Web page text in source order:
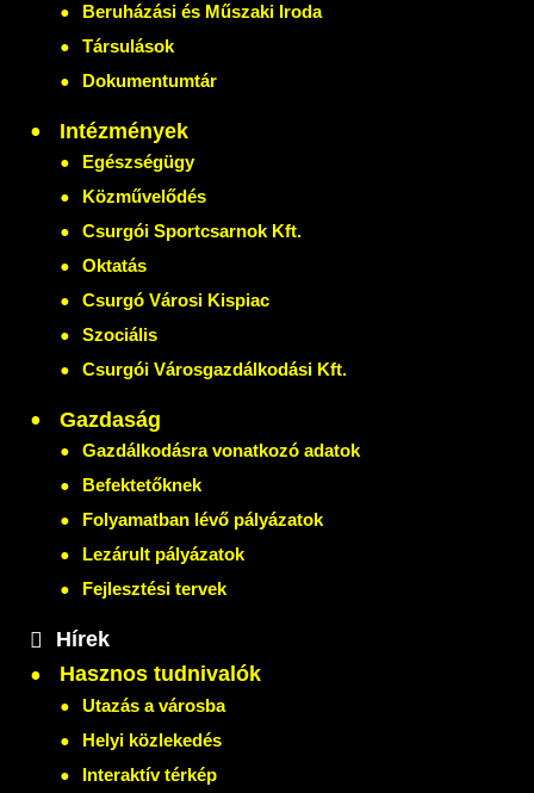
Beruházási és Műszaki Iroda
Társulások
Dokumentumtár
Intézmények
Egészségügy
Közművelődés
Csurgói Sportcsarnok Kft.
Oktatás
Csurgó Városi Kispiac
Szociális
Csurgói Városgazdálkodási Kft.
Gazdaság
Gazdálkodásra vonatkozó adatok
Befektetőknek
Folyamatban lévő pályázatok
Lezárult pályázatok
Fejlesztési tervek
Hírek
Hasznos tudnivalók
Utazás a városba
Helyi közlekedés
Interaktív térkép